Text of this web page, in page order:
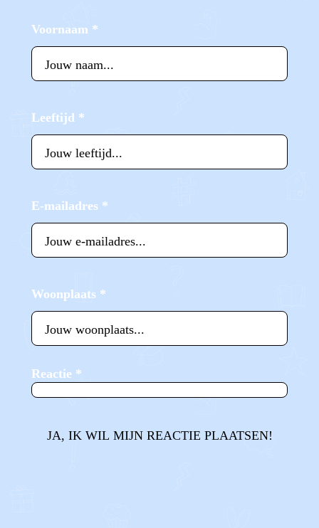
Voornaam *
Leeftijd *
E-mailadres *
Woonplaats *
Reactie *
JA, IK WIL MIJN REACTIE PLAATSEN!